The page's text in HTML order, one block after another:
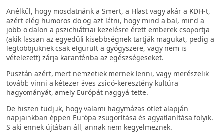
Anélkül, hogy mosdatnánk a Smert, a Hlast vagy akár a KDH-t,
azért elég humoros dolog azt látni, hogy mind a bal, mind a
jobb oldalon a pszichiátriai kezelésre érett emberek csoportja
(akik lassan az egyedüli kisebbségnek tartják magukat, pedig a
legtöbbjüknek csak elgurult a gyógyszere, vagy nem is
vételezett) zárja karanténba az egészségeseket.
Pusztán azért, mert nemzetiek mernek lenni, vagy merészelik
tovább vinni a kétezer éves zsidó-keresztény kultúra
hagyományát, amely Európát naggyá tette.
De hiszen tudjuk, hogy valami hagymázas ötlet alapján
napjainkban éppen Európa zsugorítása és agyatlanítása folyik.
S aki ennek újtában áll, annak nem kegyelmeznek.